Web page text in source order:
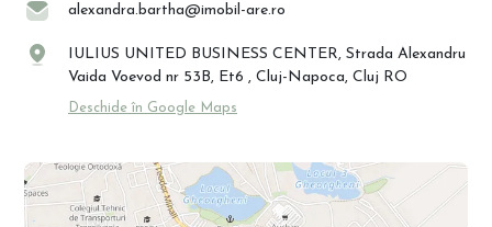
alexandra.bartha@imobil-are.ro
IULIUS UNITED BUSINESS CENTER, Strada Alexandru
Vaida Voevod nr 53B, Et6 , Cluj-Napoca, Cluj RO
Deschide în Google Maps